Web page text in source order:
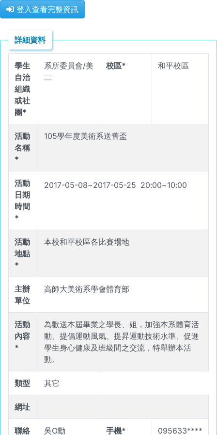
登入查看完整資訊
詳細資料
學生
自治
組織
或社
團*
系所委員會/美
二
校區* 和平校區
活動
名稱
*
105學年度美術系送舊盃
活動
日期
時間
*
2017-05-08~2017-05-25 20:00~10:00
活動
地點
*
本校和平校區各比賽場地
主辦
單位
高師大美術系學會體育部
活動
內容
*
為歡送本屆畢業之學長、姐，加強本系體育活
動、提倡運動風氣、提昇運動技術水準、促進
學生身心健康及班級間之交流，特舉辦本活
動。
類型 其它
網址
聯絡 吳O勳 手機* 095633****